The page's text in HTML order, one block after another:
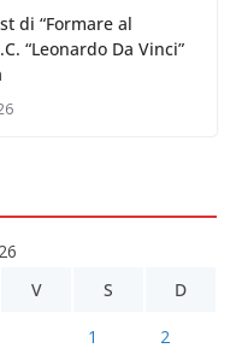
di “Formare al
“Leonardo Da Vinci”
V S D
1 2